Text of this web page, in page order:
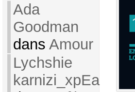
Ada
Goodman
dans Amour
Lychshie
karnizi_xpEa